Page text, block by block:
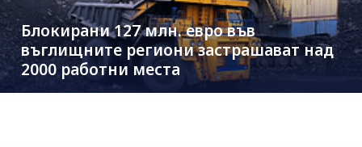
Блокирани 127 млн. евро във
въглищните региони застрашават над
2000 работни места